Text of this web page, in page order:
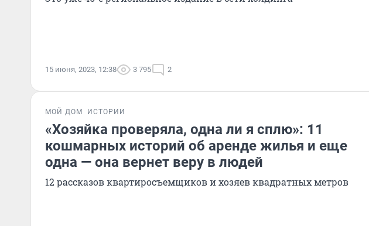
15 июня, 2023, 12:38 3 795 2
МОЙ ДОМ ИСТОРИИ
«Хозяйка проверяла, одна ли я сплю»: 11
кошмарных историй об аренде жилья и еще
одна — она вернет веру в людей
12 рассказов квартиросъемщиков и хозяев квадратных метров